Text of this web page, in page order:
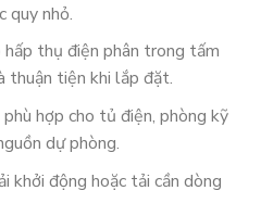
quy nhỏ.
hấp thụ điện phân trong tấm
thuận tiện khi lắp đặt.
phù hợp cho tủ điện, phòng kỹ
dự phòng.
khởi động hoặc tải cần dòng